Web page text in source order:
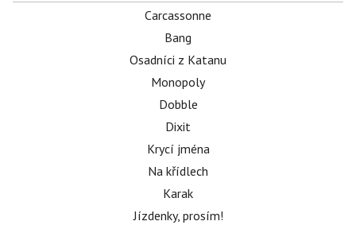
Carcassonne
Bang
Osadníci z Katanu
Monopoly
Dobble
Dixit
Krycí jména
Na křídlech
Karak
Jízdenky, prosím!